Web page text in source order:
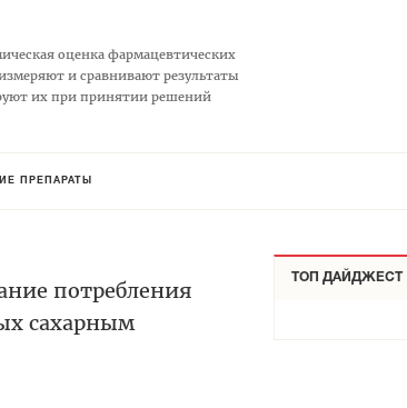
оценка фармацевтических
и сравнивают результаты
их при принятии решений
ПРЕПАРАТЫ
потребления
сахарным
ТОП ДАЙДЖЕСТ